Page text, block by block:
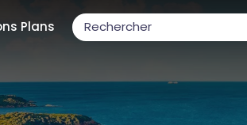
Plans